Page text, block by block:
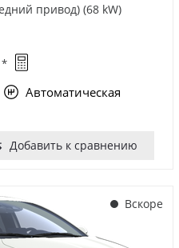
привод) (68 kW)
*
Автоматическая
Добавить к сравнению
Вскоре